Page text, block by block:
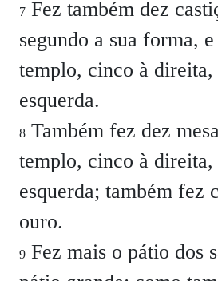
7 Fez também dez
segundo a sua forma,
templo, cinco à
esquerda.
8 Também fez dez
templo, cinco à
esquerda; também fez
ouro.
9 Fez mais o pátio dos